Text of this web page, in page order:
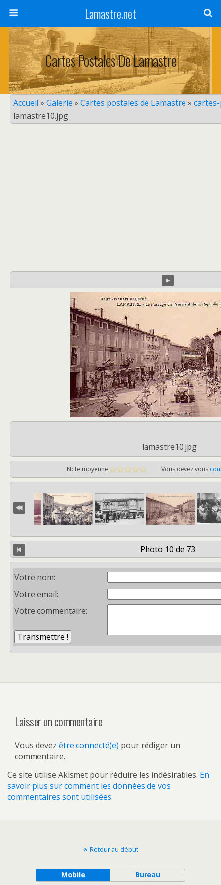
Lamastre.net
Cartes Postales De Lamastre
Accueil » Galerie » Cartes postales de Lamastre »
lamastre10.jpg
lamastre10.jpg
Note moyenne Vous devez vous
Photo 10 de 73
Votre nom:
Votre email:
Votre commentaire:
Laisser un commentaire
Vous devez être connecté(e) pour rédiger un
commentaire.
Ce site utilise Akismet pour réduire les indésirables. En
savoir plus sur comment les données de vos
commentaires sont utilisées.
Retour au début
Mobile Bureau